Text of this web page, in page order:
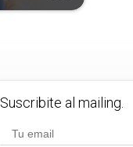
Suscribite al mailing.